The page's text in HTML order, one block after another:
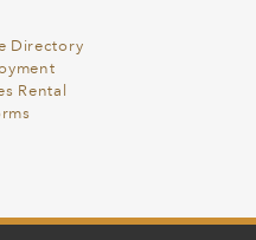
Directory
Rental